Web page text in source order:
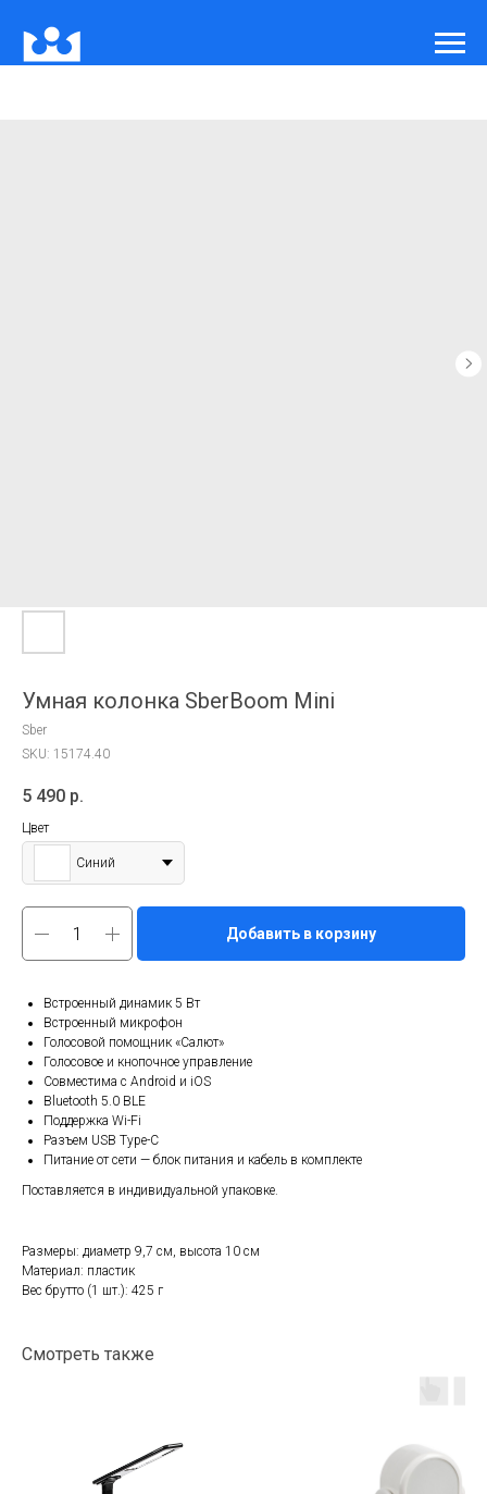
Умная колонка SberBoom Mini
Sber
SKU: 15174.40
5 490 р.
Цвет
Синий
Добавить в корзину
Встроенный динамик 5 Вт
Встроенный микрофон
Голосовой помощник «Салют»
Голосовое и кнопочное управление
Совместима с Android и iOS
Bluetooth 5.0 BLE
Поддержка Wi-Fi
Разъем USB Type-C
Питание от сети — блок питания и кабель в комплекте
Поставляется в индивидуальной упаковке.
Размеры: диаметр 9,7 см, высота 10 см
Материал: пластик
Вес брутто (1 шт.): 425 г
Смотреть также